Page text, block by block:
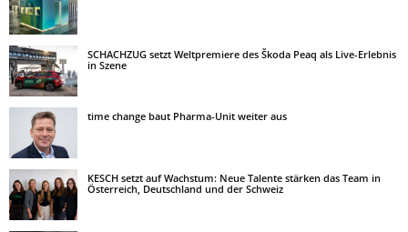
SCHACHZUG setzt Weltpremiere des Škoda Peaq als Live-Erlebnis
in Szene
time change baut Pharma-Unit weiter aus
KESCH setzt auf Wachstum: Neue Talente stärken das Team in
Österreich, Deutschland und der Schweiz